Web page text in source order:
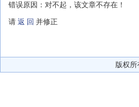
错误原因：对不起，该文章不存在！
请 返 回 并修正
版权